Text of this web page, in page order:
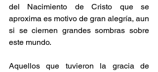
del Nacimiento de Cristo que se
aproxima es motivo de gran alegría, aun
si se ciernen grandes sombras sobre
este mundo.
Aquellos que tuvieron la gracia de